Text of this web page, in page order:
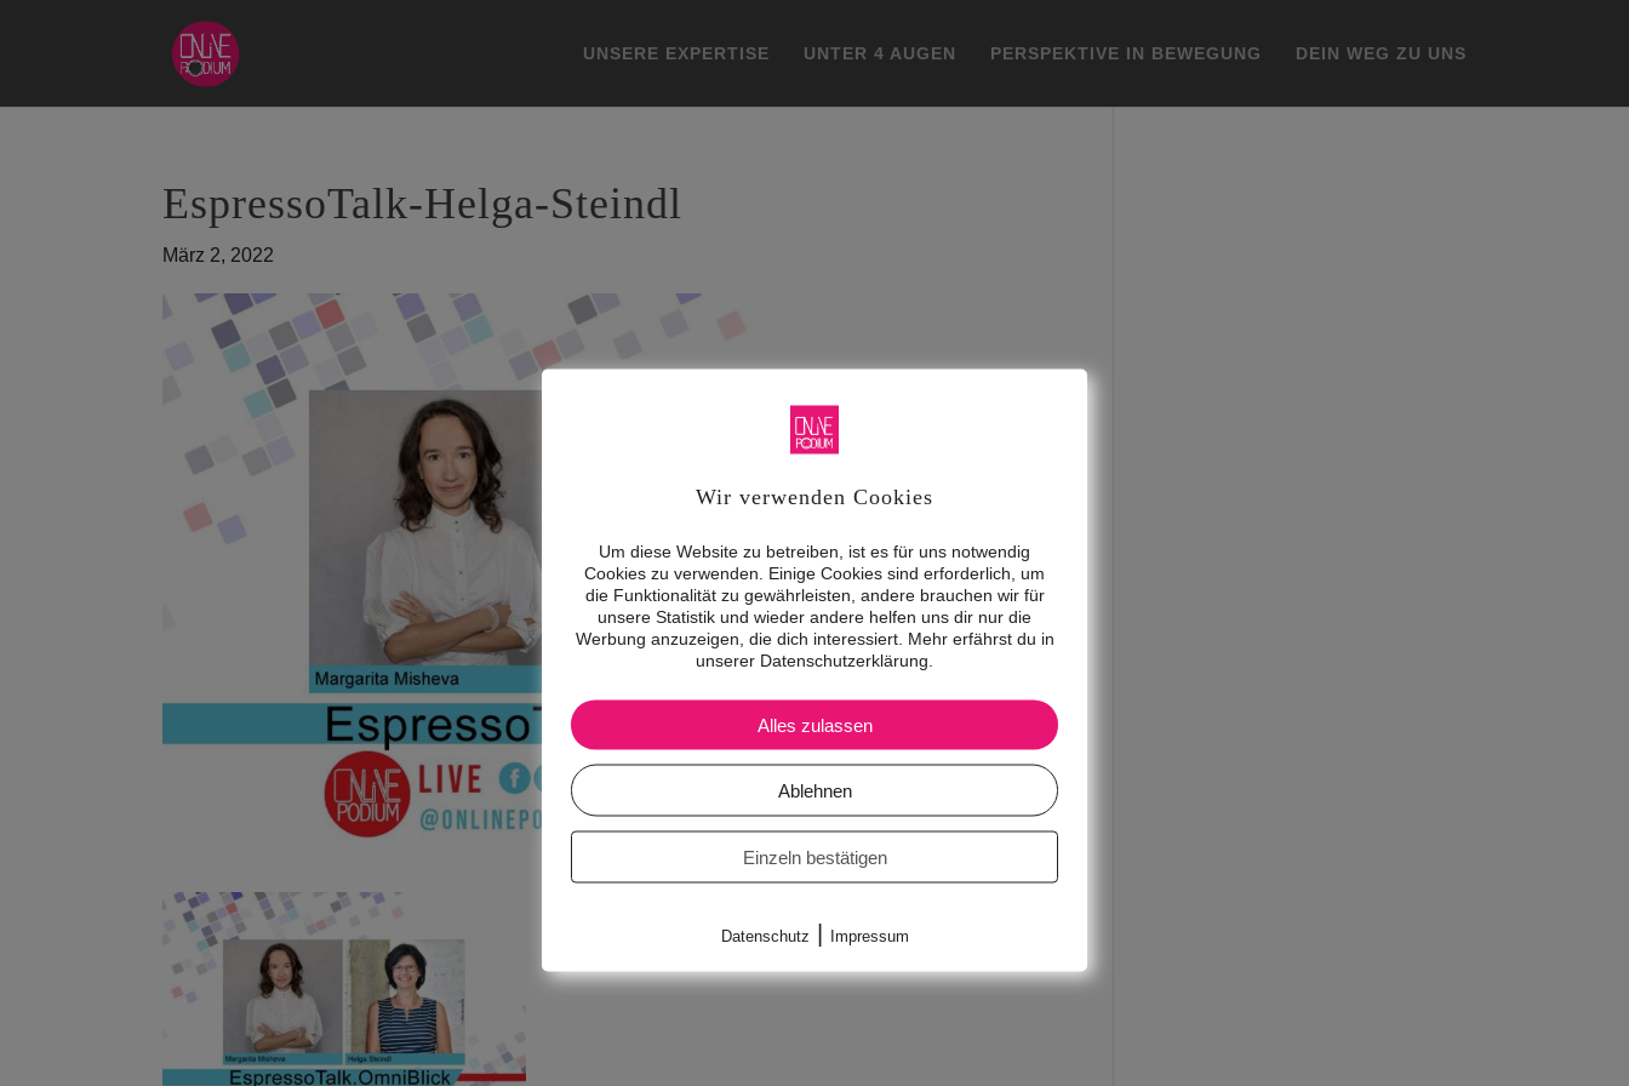
UNSERE EXPERTISE UNTER 4 AUGEN PERSPEKTIVE IN BEWEGUNG DEIN WEG ZU UNS
EspressoTalk-Helga-Steindl
März 2, 2022
Wir verwenden Cookies
Um diese Website zu betreiben, ist es für uns notwendig
Cookies zu verwenden. Einige Cookies sind erforderlich, um
die Funktionalität zu gewährleisten, andere brauchen wir für
unsere Statistik und wieder andere helfen uns dir nur die
Werbung anzuzeigen, die dich interessiert. Mehr erfährst du in
unserer Datenschutzerklärung.
Alles zulassen
Ablehnen
Einzeln bestätigen
Datenschutz | Impressum